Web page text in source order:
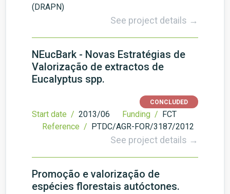
(DRAPN)
See project details →
NEucBark - Novas Estratégias de
Valorização de extractos de
Eucalyptus spp.
CONCLUDED
Start date / 2013/06 Funding / FCT
Reference / PTDC/AGR-FOR/3187/2012
See project details →
Promoção e valorização de
espécies florestais autóctones.